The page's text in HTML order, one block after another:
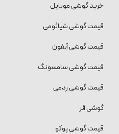
خرید گوشی موبایل
قیمت گوشی شیائومی
قیمت گوشی آیفون
قیمت گوشی سامسونگ
قیمت گوشی ردمی
گوشی آنر
قیمت گوشی پوکو